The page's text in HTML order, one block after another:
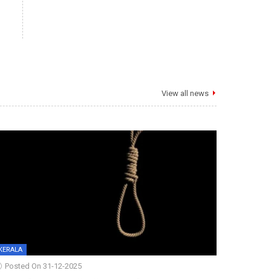
View all news
Posted On 31-12-2025